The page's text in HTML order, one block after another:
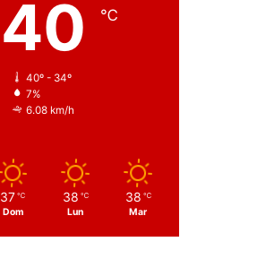
40 ℃
40º - 34º
7%
6.08 km/h
37 ℃
Dom
38 ℃
Lun
38 ℃
Mar